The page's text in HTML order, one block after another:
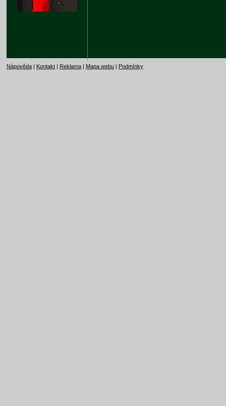
Nápověda | Kontakt | Reklama | Mapa webu | Podmínky